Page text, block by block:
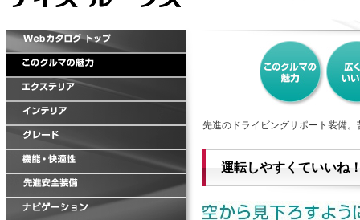
先進のドライビングサポート装備
運転しやすくていいね